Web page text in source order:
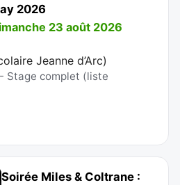
2026
23 août 2026
Jeanne d’Arc)
Stage complet (liste
Soirée Miles & Coltrane :